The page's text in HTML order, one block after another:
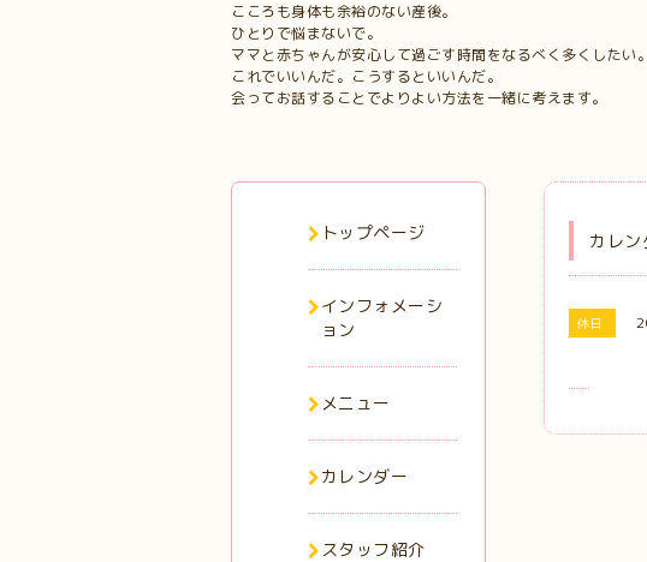
こころも身体も余裕のない産後。
ひとりで悩まないで。
ママと赤ちゃんが安心して過ごす時間をなるべく多くしたい。
これでいいんだ。こうするといいんだ。
会ってお話することでよりよい方法を一緒に考えます。
カレン
休日
トップページ
インフォメーシ
ョン
メニュー
カレンダー
スタッフ紹介